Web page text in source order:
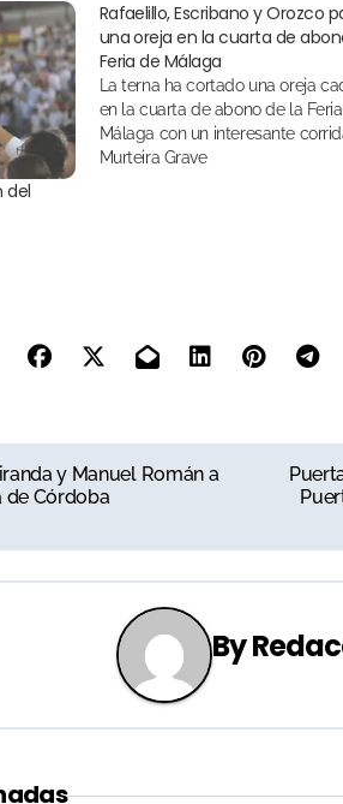
del
Rafaelillo, Escribano y Orozco
una oreja en la cuarta de
Feria de Málaga
La terna ha cortado una oreja cada uno
en la cuarta de abono de la
Málaga con un interesante
Murteira Grave
y Manuel Román a
de Córdoba
By